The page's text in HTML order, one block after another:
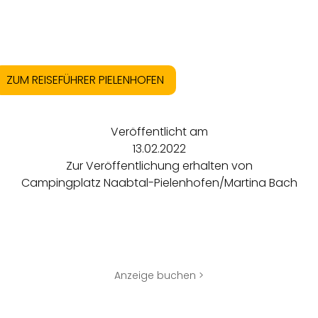
ZUM REISEFÜHRER PIELENHOFEN
Veröffentlicht am
13.02.2022
Zur Veröffentlichung erhalten von
Campingplatz Naabtal-Pielenhofen/Martina Bach
Anzeige buchen >